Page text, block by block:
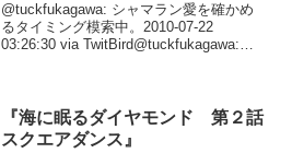
@tuckfukagawa: シャマラン愛を確かめ
るタイミング模索中。2010-07-22
03:26:30 via TwitBird@tuckfukagawa:
『海に眠るダイヤモンド 第２話
スクエアダンス』